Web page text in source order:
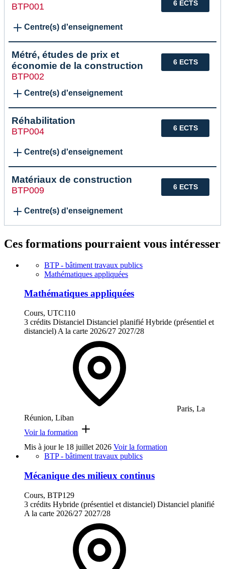
6 ECTS
BTP001
Centre(s) d'enseignement
6 ECTS
Métré, études de prix et
économie de la construction
BTP002
Centre(s) d'enseignement
6 ECTS
Réhabilitation
BTP004
Centre(s) d'enseignement
6 ECTS
Matériaux de construction
BTP009
Centre(s) d'enseignement
Ces formations pourraient vous intéresser
BTP - bâtiment travaux publics
Mathématiques appliquées
Mathématiques appliquées
Cours, UTC110
3 crédits Distanciel Distanciel planifié Hybride (présentiel et
distanciel) A la carte 2026/27 2027/28
Paris, La
Réunion, Liban
Voir la formation
Mis à jour le 18 juillet 2026 Voir la formation
BTP - bâtiment travaux publics
Mécanique des milieux continus
Cours, BTP129
3 crédits Hybride (présentiel et distanciel) Distanciel planifié
A la carte 2026/27 2027/28